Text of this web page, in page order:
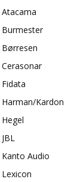
Atacama
Burmester
Børresen
Cerasonar
Fidata
Harman/Kardon
Hegel
JBL
Kanto Audio
Lexicon